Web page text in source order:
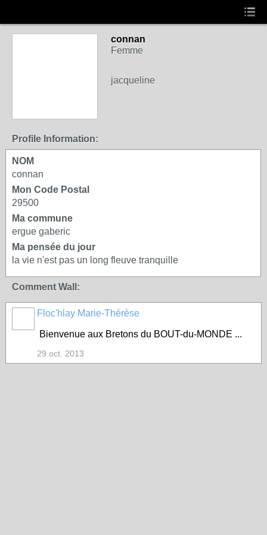
connan
Femme
jacqueline
Profile Information:
NOM
connan
Mon Code Postal
29500
Ma commune
ergue gaberic
Ma pensée du jour
la vie n'est pas un long fleuve tranquille
Comment Wall:
Floc'hlay Marie-Thérèse
Bienvenue aux Bretons du BOUT-du-MONDE ...
29 oct. 2013